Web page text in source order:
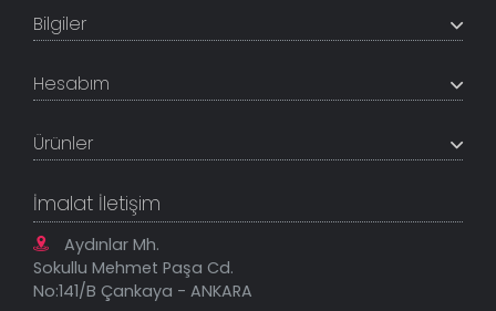
TabloShop, müşteri memnuniyetini en üst seviyede
tutmaya çalışır. Uzman kadrosu ile profesyonel işçilikle
Bilgiler
İletişim Bilgileri
Banka Hesapları
Sık Sorulan Sorular
Hesabım
Tüm Siparişlerim
Geçerli İade Koşulları
Mesafeli Satış Sözleşmesi
Gizlilik Güvenlik Politikası
Ürünler
Tablonu Sen Tasarla
Tablo Saatler
Yeni Eklenenler
En Çok Satılanlar
İndirimli Tablolar
İmalat İletişim
Aydınlar Mh.
Sokullu Mehmet Paşa Cd.
No:141/B Çankaya - ANKARA